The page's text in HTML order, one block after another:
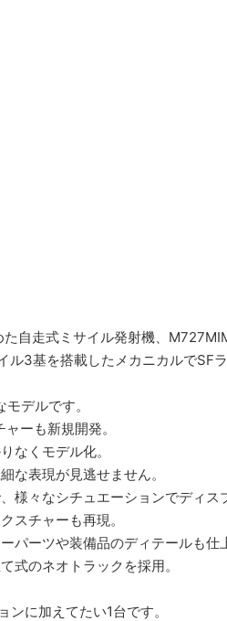
自走式ミサイル発射機、
3基を搭載したメカニカルでSF
デルです。
ーも新規開発。
なくモデル化。
な表現が見逃せません。
様々なシチュエーションでディス
スチャーも再現。
パーツや装備品のディテールも仕
式のネオトラックを採用。
に加えてたい1台です。